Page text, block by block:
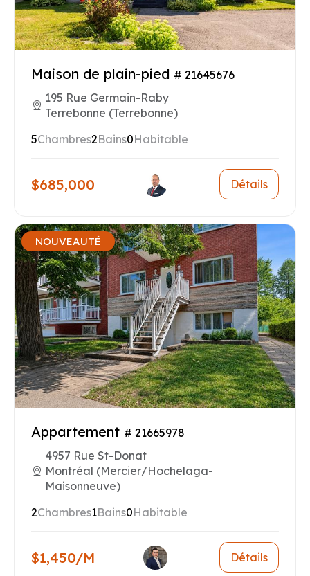
Maison de plain-pied # 21645676
195 Rue Germain-Raby
Terrebonne (Terrebonne)
5Chambres2Bains0Habitable
$685,000 Détails
NOUVEAUTÉ
Appartement # 21665978
4957 Rue St-Donat
Montréal (Mercier/Hochelaga-
Maisonneuve)
2Chambres1Bains0Habitable
$1,450/M Détails